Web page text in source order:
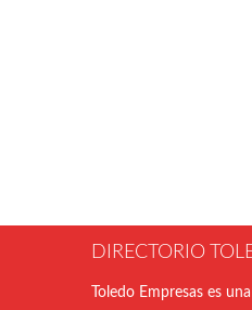
DIRECTORIO
Toledo Empresas es